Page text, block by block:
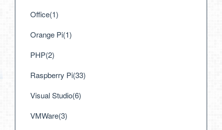
Office(1)
Orange Pi(1)
PHP(2)
Raspberry Pi(33)
Visual Studio(6)
VMWare(3)